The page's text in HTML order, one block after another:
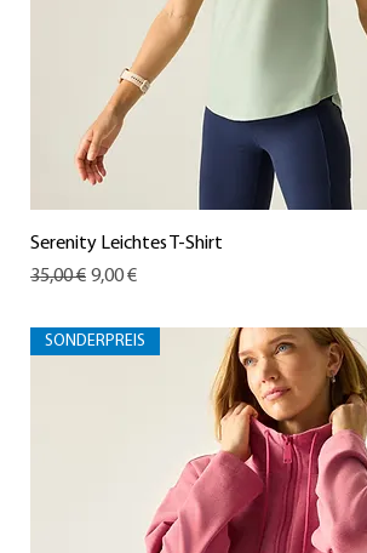
Serenity Leichtes T-Shirt
Standardpreis
35,00 € Sale-Preis
9,00 €
SONDERPREIS